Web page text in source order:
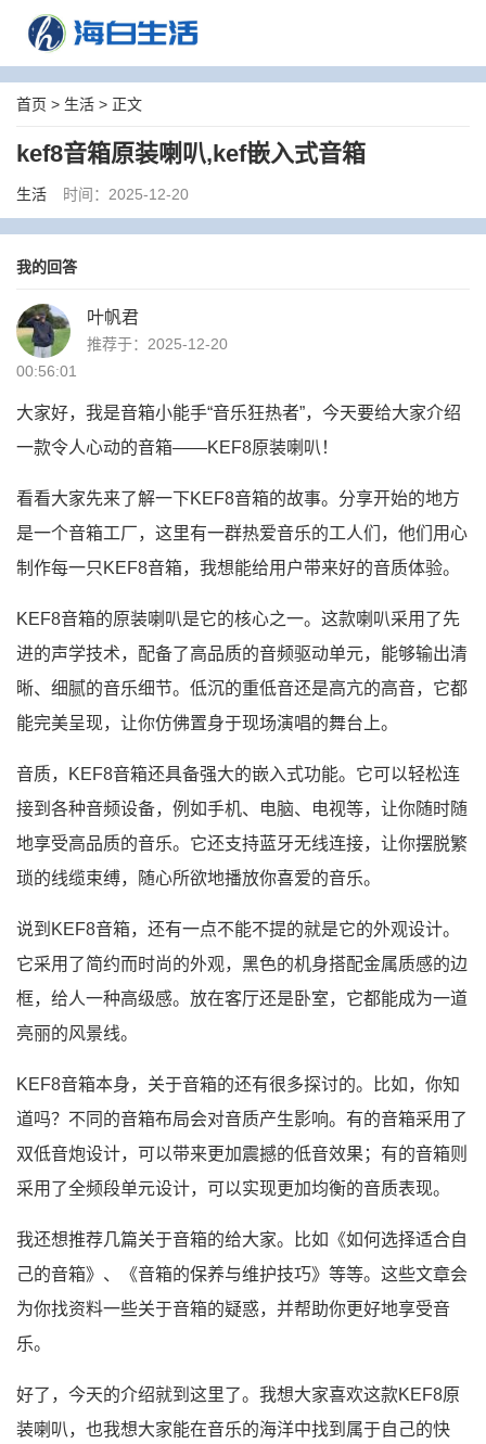
首页 > 生活 > 正文
kef8音箱原装喇叭,kef嵌入式音箱
生活 时间：2025-12-20
我的回答
叶帆君
推荐于：2025-12-20
00:56:01
大家好，我是音箱小能手“音乐狂热者”，今天要给大家介绍
一款令人心动的音箱——KEF8原装喇叭！
看看大家先来了解一下KEF8音箱的故事。分享开始的地方
是一个音箱工厂，这里有一群热爱音乐的工人们，他们用心
制作每一只KEF8音箱，我想能给用户带来好的音质体验。
KEF8音箱的原装喇叭是它的核心之一。这款喇叭采用了先
进的声学技术，配备了高品质的音频驱动单元，能够输出清
晰、细腻的音乐细节。低沉的重低音还是高亢的高音，它都
能完美呈现，让你仿佛置身于现场演唱的舞台上。
音质，KEF8音箱还具备强大的嵌入式功能。它可以轻松连
接到各种音频设备，例如手机、电脑、电视等，让你随时随
地享受高品质的音乐。它还支持蓝牙无线连接，让你摆脱繁
琐的线缆束缚，随心所欲地播放你喜爱的音乐。
说到KEF8音箱，还有一点不能不提的就是它的外观设计。
它采用了简约而时尚的外观，黑色的机身搭配金属质感的边
框，给人一种高级感。放在客厅还是卧室，它都能成为一道
亮丽的风景线。
KEF8音箱本身，关于音箱的还有很多探讨的。比如，你知
道吗？不同的音箱布局会对音质产生影响。有的音箱采用了
双低音炮设计，可以带来更加震撼的低音效果；有的音箱则
采用了全频段单元设计，可以实现更加均衡的音质表现。
我还想推荐几篇关于音箱的给大家。比如《如何选择适合自
己的音箱》、《音箱的保养与维护技巧》等等。这些文章会
为你找资料一些关于音箱的疑惑，并帮助你更好地享受音
乐。
好了，今天的介绍就到这里了。我想大家喜欢这款KEF8原
装喇叭，也我想大家能在音乐的海洋中找到属于自己的快